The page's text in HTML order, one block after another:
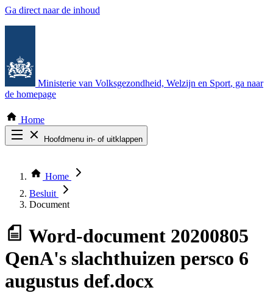
Ga direct naar de inhoud
Ministerie van Volksgezondheid, Welzijn en Sport, ga naar
de homepage
Home
Hoofdmenu in- of uitklappen
Thema COVID-19
Bekijk per bestuursorgaan
Home
Besluit
Document
Word-document 20200805
QenA's slachthuizen persco 6
augustus def.docx